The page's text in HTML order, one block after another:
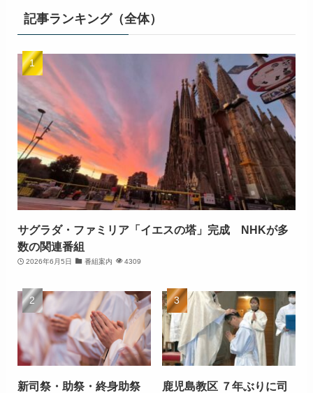
記事ランキング（全体）
サグラダ・ファミリア「イエスの塔」完成 NHKが多
数の関連番組
2026年6月5日 番組案内 4309
新司祭・助祭・終身助祭
鹿児島教区 ７年ぶりに司